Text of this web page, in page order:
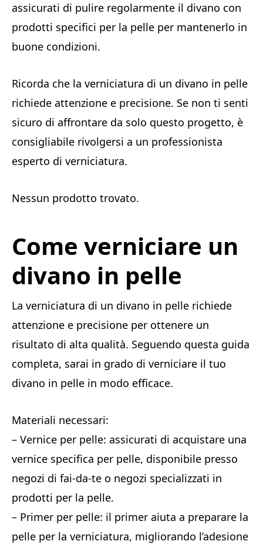
assicurati di pulire regolarmente il divano con
prodotti specifici per la pelle per mantenerlo in
buone condizioni.
Ricorda che la verniciatura di un divano in pelle
richiede attenzione e precisione. Se non ti senti
sicuro di affrontare da solo questo progetto, è
consigliabile rivolgersi a un professionista
esperto di verniciatura.
Nessun prodotto trovato.
Come verniciare un
divano in pelle
La verniciatura di un divano in pelle richiede
attenzione e precisione per ottenere un
risultato di alta qualità. Seguendo questa guida
completa, sarai in grado di verniciare il tuo
divano in pelle in modo efficace.
Materiali necessari:
– Vernice per pelle: assicurati di acquistare una
vernice specifica per pelle, disponibile presso
negozi di fai-da-te o negozi specializzati in
prodotti per la pelle.
– Primer per pelle: il primer aiuta a preparare la
pelle per la verniciatura, migliorando l’adesione